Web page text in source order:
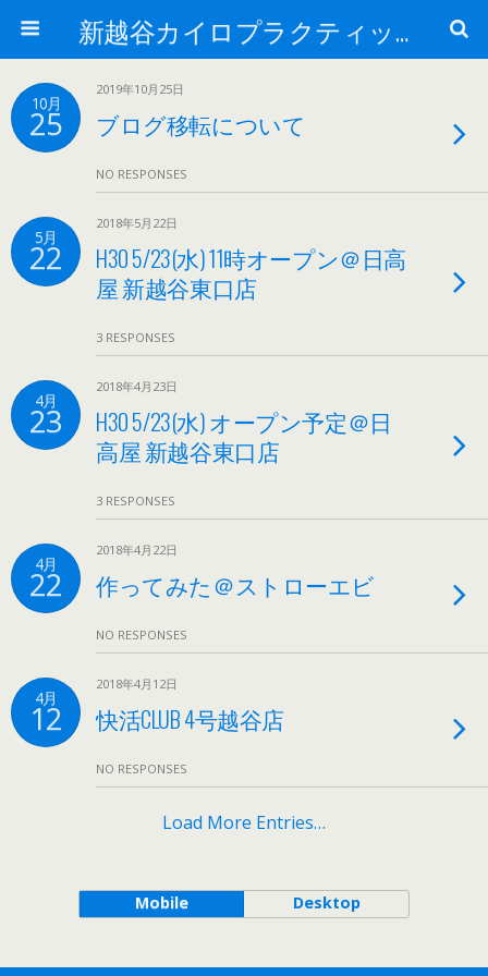
新越谷カイロプラクティック院 院長ブログPart 2
10月
25
2019年10月25日
ブログ移転について
NO RESPONSES
5月
22
2018年5月22日
H30 5/23(水) 11時オープン＠日高
屋 新越谷東口店
3 RESPONSES
4月
23
2018年4月23日
H30 5/23(水) オープン予定＠日
高屋 新越谷東口店
3 RESPONSES
4月
22
2018年4月22日
作ってみた＠ストローエビ
NO RESPONSES
4月
12
2018年4月12日
快活CLUB 4号越谷店
NO RESPONSES
Load More Entries…
Mobile Desktop